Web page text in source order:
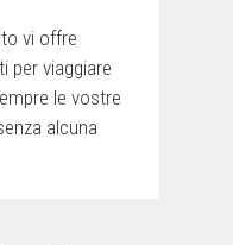
vi offre
per viaggiare
le vostre
alcuna